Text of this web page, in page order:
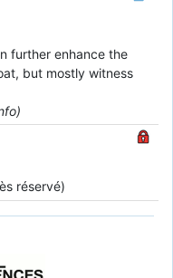
further enhance the
but mostly witness
réservé)